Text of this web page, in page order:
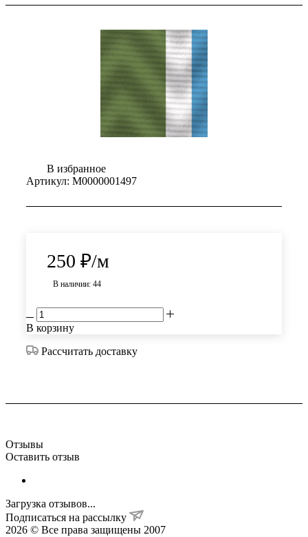
В избранное
Артикул: М0000001497
250 ₽/м
В наличии: 44
В корзину
Рассчитать доставку
Отзывы
Оставить отзыв
Загрузка отзывов...
Подписаться на рассылку
2026 © Все права защищены 2007